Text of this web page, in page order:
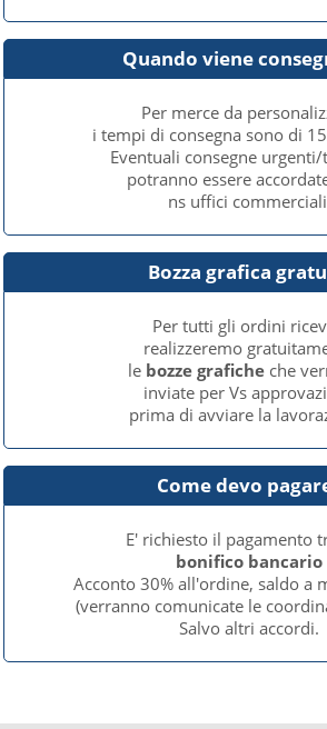
Quando viene
Per merce da
i tempi di consegna sono di
Eventuali consegne urgenti/
potranno essere
ns uffici
Bozza grafica
Per tutti gli ordini
realizzeremo
le bozze grafiche che
inviate per Vs
prima di avviare la
Come devo
E' richiesto il pagamento
bonifico bancario
Acconto 30% all'ordine, saldo a
(verranno comunicate le
Salvo altri accordi.